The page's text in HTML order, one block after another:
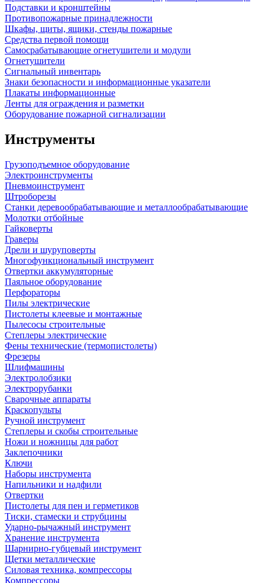
Подставки и кронштейны
Противопожарные принадлежности
Шкафы, щиты, ящики, стенды пожарные
Средства первой помощи
Самосрабатывающие огнетушители и модули
Огнетушители
Сигнальный инвентарь
Знаки безопасности и информационные указатели
Плакаты информационные
Ленты для ограждения и разметки
Оборудование пожарной сигнализации
Инструменты
Грузоподъемное оборудование
Электроинструменты
Пневмоинструмент
Штроборезы
Станки деревообрабатывающие и металлообрабатывающие
Молотки отбойные
Гайковерты
Граверы
Дрели и шуруповерты
Многофункциональный инструмент
Отвертки аккумуляторные
Паяльное оборудование
Перфораторы
Пилы электрические
Пистолеты клеевые и монтажные
Пылесосы строительные
Степлеры электрические
Фены технические (термопистолеты)
Фрезеры
Шлифмашины
Электролобзики
Электрорубанки
Сварочные аппараты
Краскопульты
Ручной инструмент
Степлеры и скобы строительные
Ножи и ножницы для работ
Заклепочники
Ключи
Наборы инструмента
Напильники и надфили
Отвертки
Пистолеты для пен и герметиков
Тиски, стамески и струбцины
Ударно-рычажный инструмент
Хранение инструмента
Шарнирно-губцевый инструмент
Щетки металлические
Силовая техника, компрессоры
Компрессоры